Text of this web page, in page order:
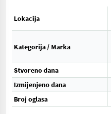
Lokacija
Kategorija / Marka
Stvoreno dana
Izmijenjeno dana
Broj oglasa